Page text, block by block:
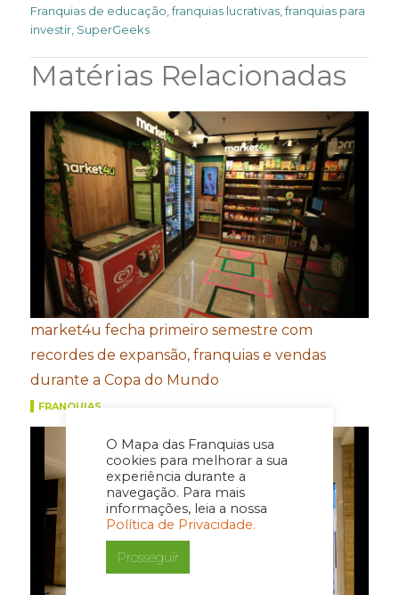
O Mapa das Franquias usa
cookies para melhorar a sua
experiência durante a
navegação. Para mais
informações, leia a nossa
Política de Privacidade.
Prosseguir
Franquias de educação ,franquias lucrativas ,franquias para
investir SuperGeeks
Matérias Relacionadas
market4u fecha primeiro semestre com
recordes de expansão, franquias e vendas
durante a Copa do Mundo
FRANQUIAS